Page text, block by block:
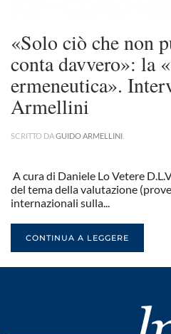
«Solo ciò che non
conta davvero»: la
ermeneutica».
Armellini
SCRITTO DAGUIDO ARMELLINI
A cura di Daniele Lo Vetere
del tema della valutazione
internazionali sulla...
CONTINUA A LEGGERE